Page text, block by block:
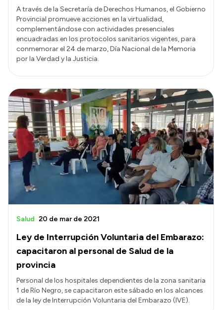
A través de la Secretaría de Derechos Humanos, el Gobierno
Provincial promueve acciones en la virtualidad,
complementándose con actividades presenciales
encuadradas en los protocolos sanitarios vigentes, para
conmemorar el 24 de marzo, Día Nacional de la Memoria
por la Verdad y la Justicia.
Ley de Interrupción Voluntaria del Embarazo:
capacitaron al personal de Salud de la
provincia
Salud 20 de mar de 2021
Personal de los hospitales dependientes de la zona sanitaria
1 de Río Negro, se capacitaron este sábado en los alcances
de la ley de Interrupción Voluntaria del Embarazo (IVE).